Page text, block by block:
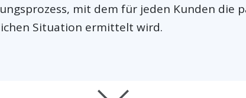
mit dem für jeden Kunden die
Situation ermittelt wird.